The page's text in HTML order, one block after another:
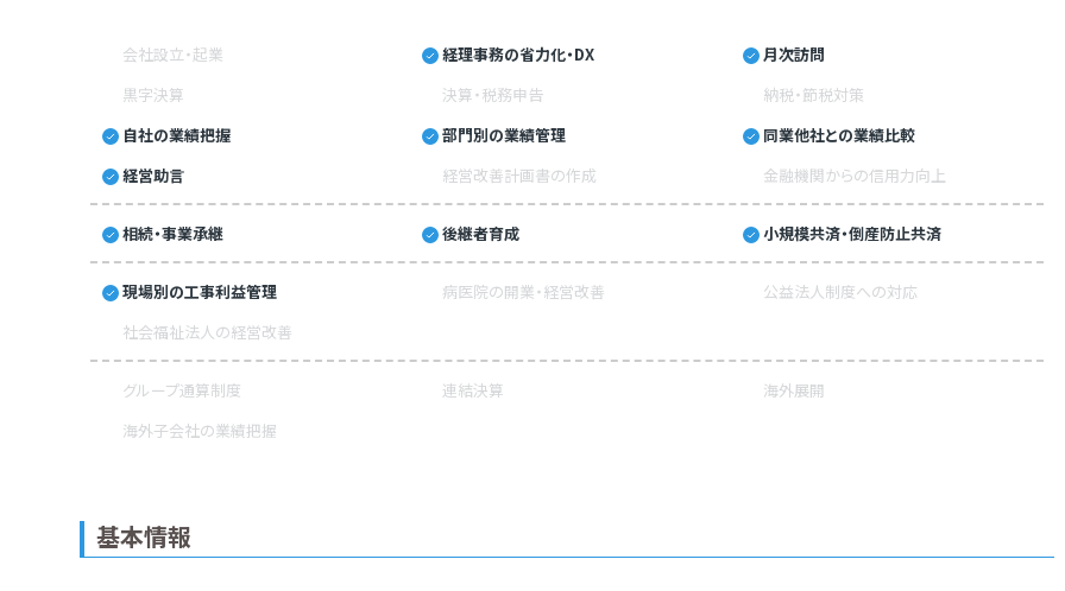
会社設立・起業 経理事務の省力化・DX
月次訪問
黒字決算
決算・税務申告
納税・節税対策
自社の業績把握
部門別の業績管理
同業他社との業績比較
経営助言
経営改善計画書の作成 金融機関からの信用力向上
相続・事業承継 後継者育成 小規模共済・倒産防止共済
現場別の工事利益管理 病医院の開業・経営改善
公益法人制度への対応
社会福祉法人の経営改善
グループ通算制度 連結決算
海外展開
海外子会社の業績把握
基本情報